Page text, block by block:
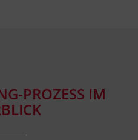
PROZESS IM